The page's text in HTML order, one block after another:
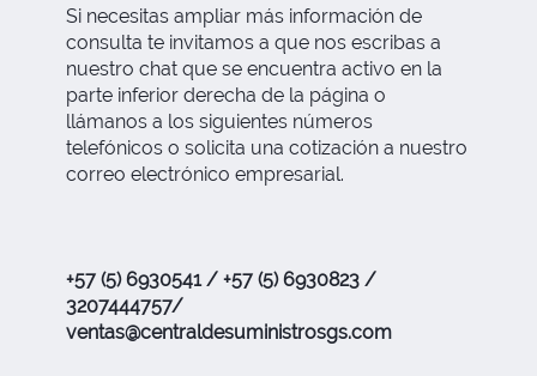
Si necesitas ampliar más información de
consulta te invitamos a que nos escribas a
nuestro chat que se encuentra activo en la
parte inferior derecha de la página o
llámanos a los siguientes números
telefónicos o solicita una cotización a nuestro
correo electrónico empresarial.
+57 (5) 6930541 / +57 (5) 6930823 /
3207444757/
ventas@centraldesuministrosgs.com